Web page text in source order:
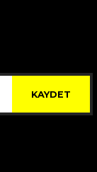
KAYDET